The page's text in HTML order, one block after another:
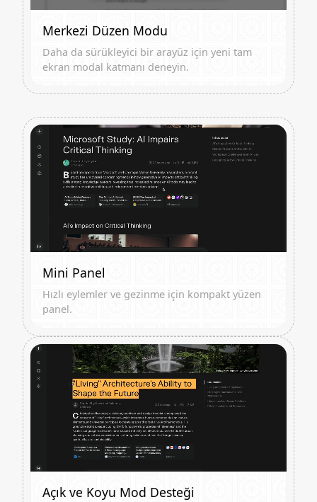
Merkezi Düzen Modu
Daha da sürükleyici bir arayüz için yeni tam
ekran modal katmanı deneyin.
Mini Panel
Hızlı eylemler ve gezinme için kompakt yüzen
panel.
Açık ve Koyu Mod Desteği